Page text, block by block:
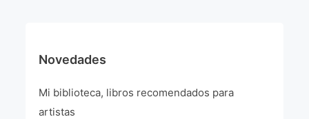
L’art Colombien à Paris 2019
Novedades
Mi biblioteca, libros recomendados para
artistas